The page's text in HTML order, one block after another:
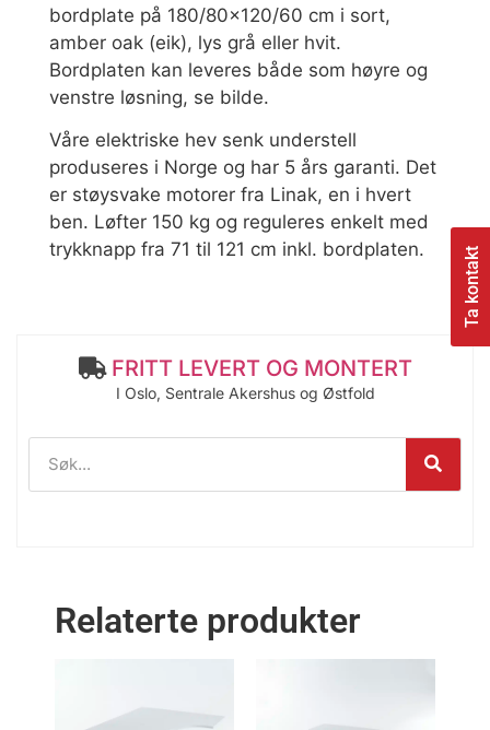
Ta kontakt
bordplate på 180/80×120/60 cm i sort,
amber oak (eik), lys grå eller hvit.
Bordplaten kan leveres både som høyre og
venstre løsning, se bilde.
Våre elektriske hev senk understell
produseres i Norge og har 5 års garanti. Det
er støysvake motorer fra Linak, en i hvert
ben. Løfter 150 kg og reguleres enkelt med
trykknapp fra 71 til 121 cm inkl. bordplaten.
FRITT LEVERT OG MONTERT
I Oslo, Sentrale Akershus og Østfold
Relaterte produkter